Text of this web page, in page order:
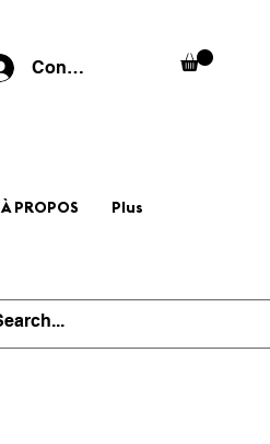
Connexion
À PROPOS Plus